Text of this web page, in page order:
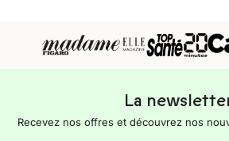
La
Recevez nos offres et découvrez nos